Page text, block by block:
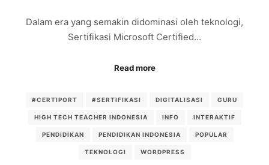
Dalam era yang semakin didominasi oleh teknologi,
Sertifikasi Microsoft Certified…
Read more
#CERTIPORT #SERTIFIKASI DIGITALISASI GURU
HIGH TECH TEACHER INDONESIA INFO INTERAKTIF
PENDIDIKAN PENDIDIKAN INDONESIA POPULAR
TEKNOLOGI WORDPRESS